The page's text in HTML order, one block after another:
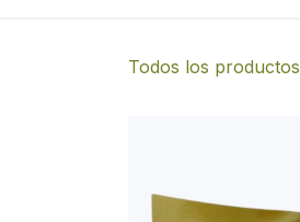
Todos los productos